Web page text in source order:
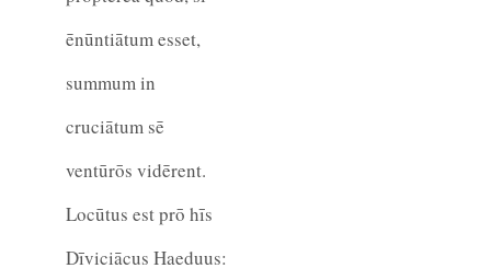
ēnūntiātum esset,
summum in
cruciātum sē
ventūrōs vidērent.
Locūtus est prō hīs
Dīviciācus Haeduus: